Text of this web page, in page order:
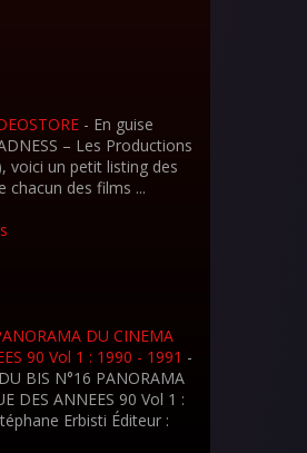
- En guise
– Les Productions
voici un petit listing des
chacun des films ...
DU CINEMA
90 Vol 1 : 1990 - 1991 -
BIS N°16 PANORAMA
DES ANNEES 90 Vol 1 :
Erbisti Éditeur :